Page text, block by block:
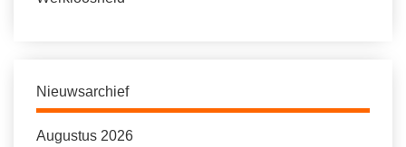
Nieuwsarchief
Augustus 2026